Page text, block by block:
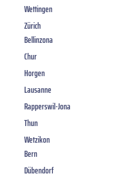
Wettingen
Zürich
Bellinzona
Chur
Horgen
Lausanne
Rapperswil-Jona
Thun
Wetzikon
Bern
Dübendorf